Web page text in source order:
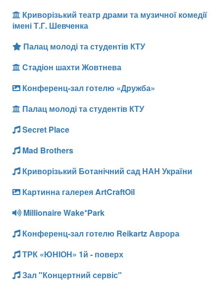
Криворізький театр драми та музичної комедії
імені Т.Г. Шевченка
Палац молоді та студентів КТУ
Стадіон шахти Жовтнева
Конференц-зал готелю «Дружба»
Палац молоді та студентів КТУ
Secret Place
Mad Brothers
Криворізький Ботанічний сад НАН України
Картинна галерея ArtCraftOil
Millionaire Wake*Park
Конференц-зал готелю Reikartz Аврора
ТРК «ЮНІОН» 1й - поверх
Зал "Концертний сервіс"